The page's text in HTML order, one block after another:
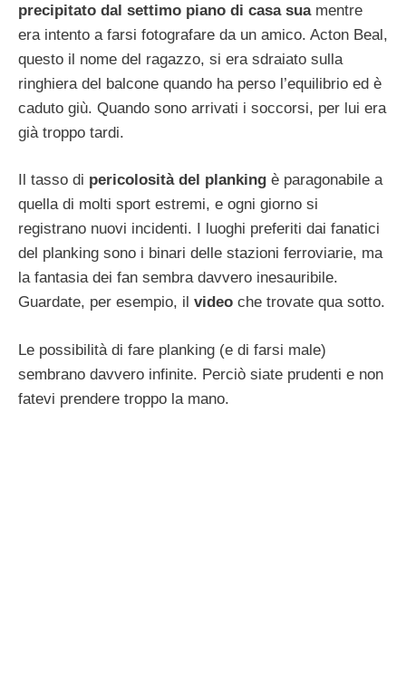
precipitato dal settimo piano di casa suamentre
era intento a farsi fotografare da un amico. Acton Beal,
questo il nome del ragazzo, si era sdraiato sulla
ringhiera del balcone quando ha perso l’equilibrio ed è
caduto giù. Quando sono arrivati i soccorsi, per lui era
già troppo tardi.
Il tasso di pericolosità del planking è paragonabile a
quella di molti sport estremi, e ogni giorno si
registrano nuovi incidenti. I luoghi preferiti dai fanatici
del planking sono i binari delle stazioni ferroviarie, ma
la fantasia dei fan sembra davvero inesauribile.
Guardate, per esempio, il video che trovate qua sotto.
Le possibilità di fare planking (e di farsi male)
sembrano davvero infinite. Perciò siate prudenti e non
fatevi prendere troppo la mano.